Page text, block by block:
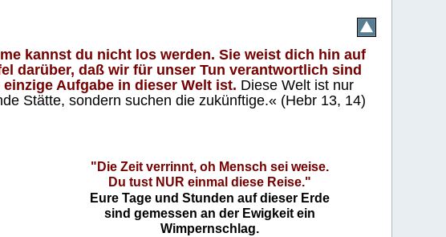
kannst du nicht los werden. Sie weist dich hin auf
darüber, daß wir für unser Tun verantwortlich sind
Aufgabe in dieser Welt ist. Diese Welt ist nur
Stätte, sondern suchen die zukünftige.« (Hebr 13, 14)
"Die Zeit verrinnt, oh Mensch sei weise.
Du tust NUR einmal diese Reise."
Eure Tage und Stunden auf dieser Erde
sind gemessen an der Ewigkeit ein
Wimpernschlag.